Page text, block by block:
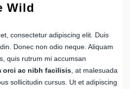
Wild
consectetur adipiscing elit. Duis
Donec non odio neque. Aliquam
quis rutrum mi accumsan
orci ac nibh facilisis , at malesuada
sollicitudin cursus. Ut et adipiscing